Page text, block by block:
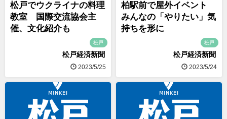
松戸でウクライナの料理
教室 国際交流協会主
催、文化紹介も
松戸
松戸経済新聞
2023/5/25
柏駅前で屋外イベント
みんなの「やりたい」気
持ちを形に
松戸
松戸経済新聞
2023/5/24